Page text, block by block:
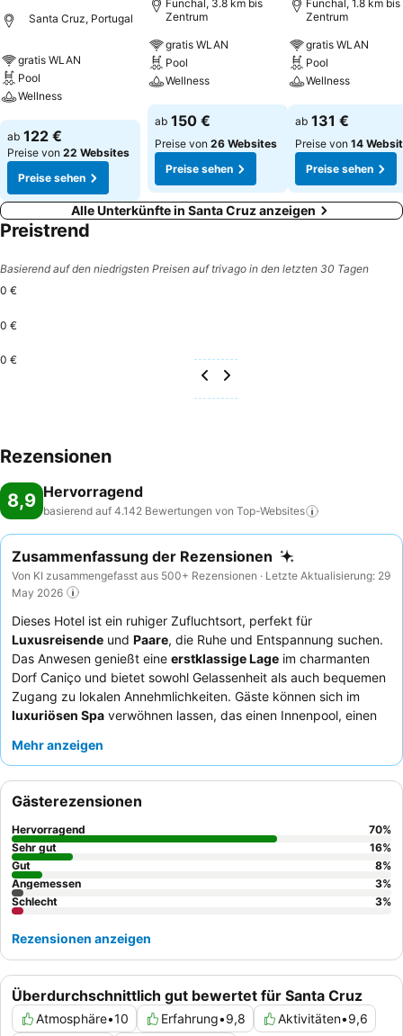
Santa Cruz, Portugal
gratis WLAN
Pool
Wellness
Preise sehen
ab 122 €
Preise von 22 Websites
Preise sehen
Funchal, 3.8 km bis
Zentrum
gratis WLAN
Pool
Wellness
Preise sehen
ab 150 €
Preise von 26 Websites
Preise sehen
Funchal, 1.8 km bis
Zentrum
gratis WLAN
Pool
Wellness
Preise sehen
ab 131 €
Preise von 14
Preise sehen
Alle Unterkünfte in Santa Cruz anzeigen
Preistrend
Basierend auf den niedrigsten Preisen auf trivago in den letzten 30 Tagen
0 €
0 €
0 €
Rezensionen
8,9 Hervorragend
basierend auf 4.142 Bewertungen von Top-Websites
Zusammenfassung der Rezensionen
Von KI zusammengefasst aus 500+ Rezensionen · Letzte Aktualisierung: 29
May 2026
Dieses Hotel ist ein ruhiger Zufluchtsort, perfekt für
Luxusreisende und Paare, die Ruhe und Entspannung suchen.
Das Anwesen genießt eine erstklassige Lage im charmanten
Dorf Caniço und bietet sowohl Gelassenheit als auch bequemen
Zugang zu lokalen Annehmlichkeiten. Gäste können sich im
luxuriösen Spa verwöhnen lassen, das einen Innenpool, einen
außergewöhnliche
und Mehrsprachigkeit bekannt ist. Für ein wirklich umfassendes
Erlebnis sollten Sie ein Zimmer mit
botanischen Gärten in Betracht ziehen.
Mehr anzeigen
Überdurchschnittlich gut bewertet für Santa Cruz
Atmosphäre•10 Erfahrung•9,8 Aktivitäten•9,6
Gästerezensionen
Hervorragend 70%
Sehr gut
16%
Gut
8%
Angemessen
3%
Schlecht
3%
Rezensionen anzeigen